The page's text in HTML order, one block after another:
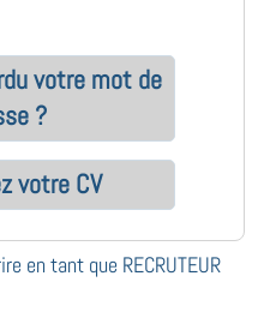
votre mot de
?
votre CV
en tant que RECRUTEUR